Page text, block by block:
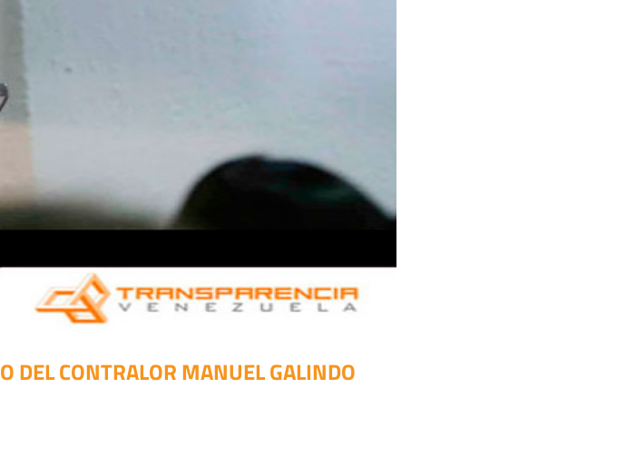
DEL CONTRALOR MANUEL GALINDO